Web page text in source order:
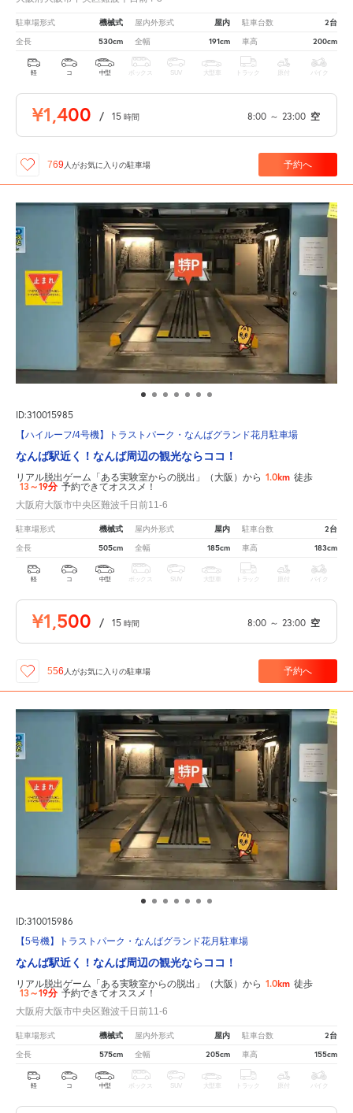
駐車場形式 機械式 屋内外形式 屋内 駐車台数 2台
全長 530cm 全幅 191cm 車高 200cm
軽 コ 中型 ボックス SUV 大型車 トラック 原付 バイク
¥1,400 / 15 時間 8:00 ～ 23:00 空
769人がお気に入りの駐車場 予約へ
ID:310015985
【ハイルーフ/4号機】トラストパーク・なんばグランド花月駐車場
なんば駅近く！なんば周辺の観光ならココ！
リアル脱出ゲーム「ある実験室からの脱出」（大阪）から 1.0km 徒歩
13～19分 予約できてオススメ！
大阪府大阪市中央区難波千日前11-6
駐車場形式 機械式 屋内外形式 屋内 駐車台数 2台
全長 505cm 全幅 185cm 車高 183cm
軽 コ 中型 ボックス SUV 大型車 トラック 原付 バイク
¥1,500 / 15 時間 8:00 ～ 23:00 空
556 人がお気に入りの駐車場 予約へ
ID:310015986
【5号機】トラストパーク・なんばグランド花月駐車場
なんば駅近く！なんば周辺の観光ならココ！
リアル脱出ゲーム「ある実験室からの脱出」（大阪）から 1.0km 徒歩
13～19分 予約できてオススメ！
大阪府大阪市中央区難波千日前11-6
駐車場形式 機械式 屋内外形式 屋内 駐車台数 2台
全長 575cm 全幅 205cm 車高 155cm
軽 コ 中型 ボックス SUV 大型車 トラック 原付 バイク